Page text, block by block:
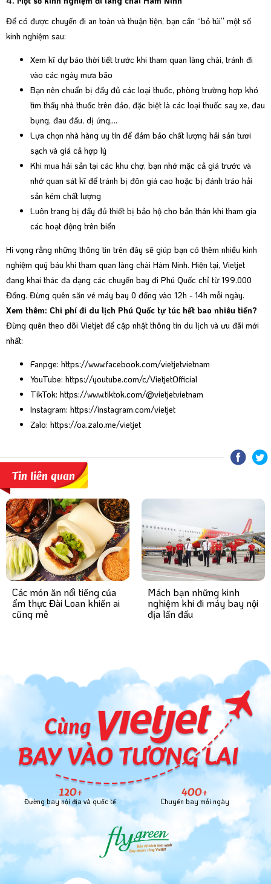
Để có được chuyến đi an toàn và thuận tiện, bạn cần “bỏ túi” một số
kinh nghiệm sau:
Xem kĩ dự báo thời tiết trước khi tham quan làng chài, tránh đi
vào các ngày mưa bão
Bạn nên chuẩn bị đầy đủ các loại thuốc, phòng trường hợp khó
tìm thấy nhà thuốc trên đảo, đặc biệt là các loại thuốc say xe, đau
bụng, đau đầu, dị ứng,...
Lựa chọn nhà hàng uy tín để đảm bảo chất lượng hải sản tươi
sạch và giá cả hợp lý
Khi mua hải sản tại các khu chợ, bạn nhớ mặc cả giá trước và
nhớ quan sát kĩ để tránh bị đôn giá cao hoặc bị đánh tráo hải
sản kém chất lượng
Luôn trang bị đầy đủ thiết bị bảo hộ cho bản thân khi tham gia
các hoạt động trên biển
Hi vọng rằng những thông tin trên đây sẽ giúp bạn có thêm nhiều kinh
nghiệm quý báu khi tham quan làng chài Hàm Ninh. Hiện tại, Vietjet
đang khai thác đa dạng các chuyến bay đi Phú Quốc chỉ từ 199.000
Đồng. Đừng quên săn vé máy bay 0 đồng vào 12h - 14h mỗi ngày.
Xem thêm: Chi phí đi du lịch Phú Quốc tự túc hết bao nhiêu tiền?
Đừng quên theo dõi Vietjet để cập nhật thông tin du lịch và ưu đãi mới
nhất:
Fanpge: https://www.facebook.com/vietjetvietnam
YouTube: https://youtube.com/c/VietjetOfficial
TikTok: https://www.tiktok.com/@vietjetvietnam
Instagram: https://instagram.com/vietjet
Zalo: https://oa.zalo.me/vietjet
Tin liên quan
Các món ăn nổi tiếng của
ẩm thực Đài Loan khiến ai
cũng mê
Mách bạn những kinh
nghiệm khi đi máy bay nội
địa lần đầu
120+
Đường bay nội địa và quốc tế.
400+
Chuyến bay mỗi ngày